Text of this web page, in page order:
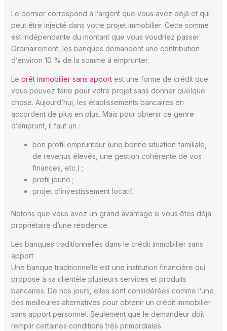
Le dernier correspond à l’argent que vous avez déjà et qui
peut être injecté dans votre projet immobilier. Cette somme
est indépendante du montant que vous voudriez passer.
Ordinairement, les banques demandent une contribution
d’environ 10 % de la somme à emprunter.
Le prêt immobilier sans apportest une forme de crédit que
vous pouvez faire pour votre projet sans donner quelque
chose. Aujourd’hui, les établissements bancaires en
accordent de plus en plus. Mais pour obtenir ce genre
d’emprunt, il faut un :
bon profil emprunteur (une bonne situation familiale,
de revenus élevés, une gestion cohérente de vos
finances, etc.) ;
profil jeune ;
projet d’investissement locatif.
Notons que vous avez un grand avantage si vous êtes déjà
propriétaire d’une résidence.
Les banques traditionnelles dans le crédit immobilier sans
apport
Une banque traditionnelle est une institution financière qui
propose à sa clientèle plusieurs services et produits
bancaires. De nos jours, elles sont considérées comme l’une
des meilleures alternatives pour obtenir un crédit immobilier
sans apport personnel. Seulement que le demandeur doit
remplir certaines conditions très primordiales.